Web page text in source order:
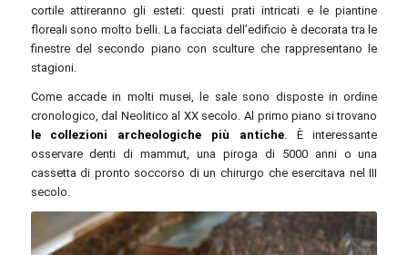
cortile attireranno gli esteti: questi prati intricati e le piantine
floreali sono molto belli. La facciata dell’edificio è decorata tra le
finestre del secondo piano con sculture che rappresentano le
stagioni.
Come accade in molti musei, le sale sono disposte in ordine
cronologico, dal Neolitico al XX secolo. Al primo piano si trovano
le collezioni archeologiche più antiche. È interessante
osservare denti di mammut, una piroga di 5000 anni o una
cassetta di pronto soccorso di un chirurgo che esercitava nel III
secolo.